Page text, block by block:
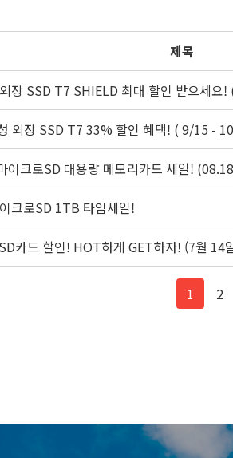
제목
장 SSD T7 SHIELD 최대 할인 받으세
지마켓 옥션 한가위 빅세일! 삼성 외장 SSD T7
이크로SD 대용량 메모리카드 세일!
크로SD 1TB 타임세일!
카드 할인! HOT하게 GET하자! (7월 14
1 2